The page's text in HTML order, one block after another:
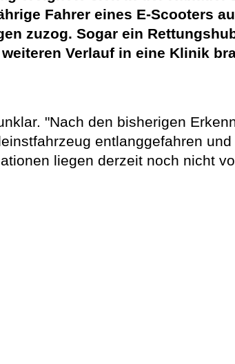
Fahrer eines E-Scooters
zuzog. Sogar ein
Verlauf in eine Klinik
"Nach den bisherigen
entlanggefahren
liegen derzeit noch nicht